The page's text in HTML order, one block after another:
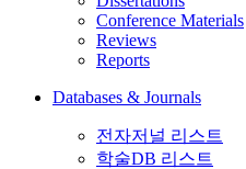
Conference Materials
Reviews
Reports
Databases & Journals
전자저널 리스트
학술DB 리스트